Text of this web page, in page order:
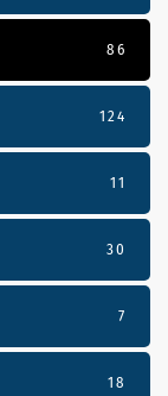
86
124
11
30
7
18